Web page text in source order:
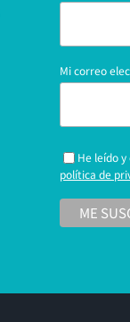
Mi correo
He leído
política de